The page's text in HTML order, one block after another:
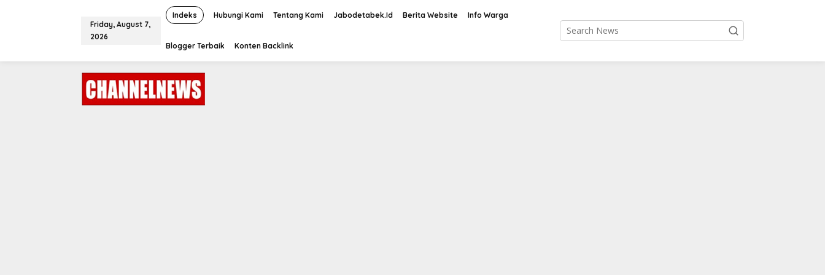
o
Friday, August 7,
2026
Indeks Hubungi Kami Tentang Kami Jabodetabek.Id Berita Website Info Warga
Blogger Terbaik Konten Backlink